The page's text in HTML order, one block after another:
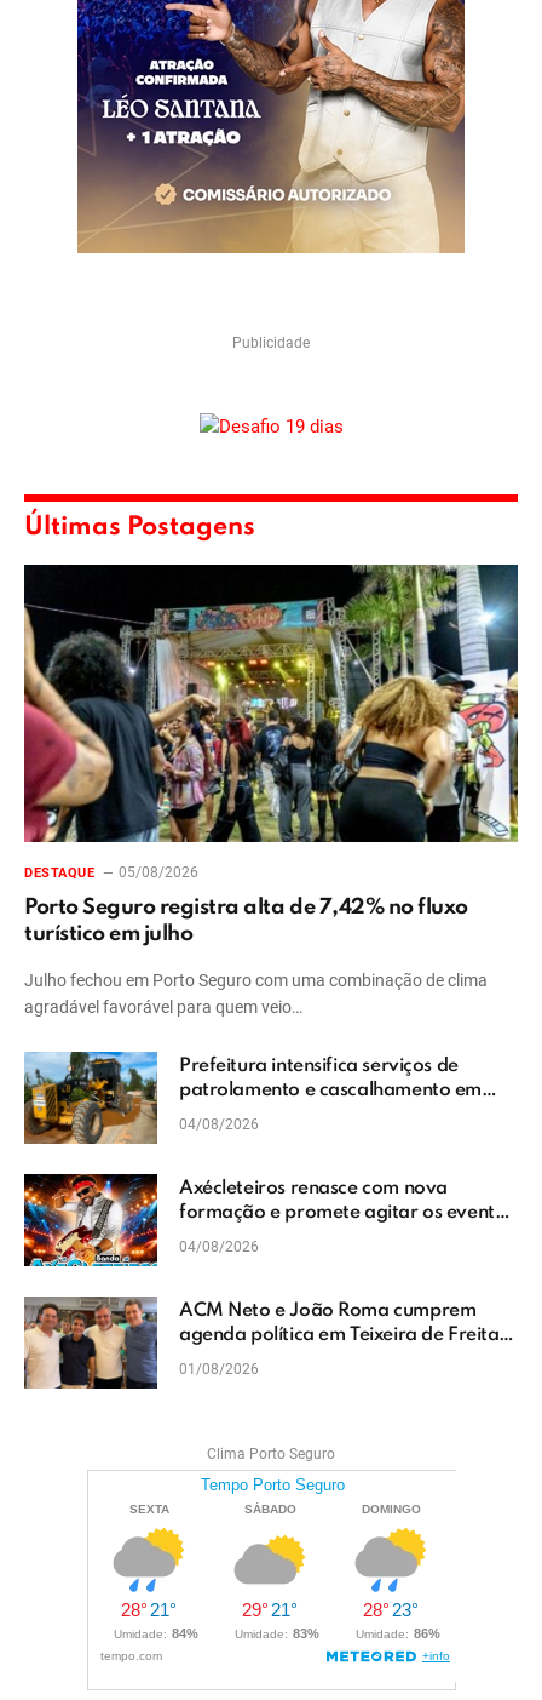
Publicidade
Últimas Postagens
DESTAQUE 05/08/2026
Porto Seguro registra alta de 7,42% no fluxo
turístico em julho
Julho fechou em Porto Seguro com uma combinação de clima
agradável favorável para quem veio…
Prefeitura intensifica serviços de
patrolamento e cascalhamento em
Vera Cruz
04/08/2026
Axécleteiros renasce com nova
formação e promete agitar os eventos
do Extremo Sul da Bahia
04/08/2026
ACM Neto e João Roma cumprem
agenda política em Teixeira de Freitas
e reforçam projeto para o Extremo Sul
01/08/2026
Clima Porto Seguro